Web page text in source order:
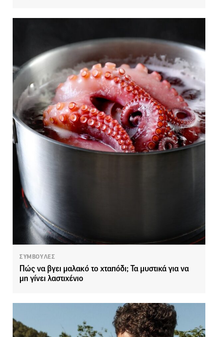
ΣΥΜΒΟΥΛΕΣ
Πώς να βγει μαλακό το χταπόδι; Τα μυστικά για να
μη γίνει λαστιχένιο